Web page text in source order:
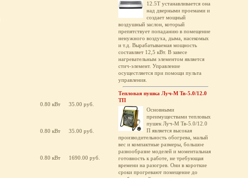
0.80 кВт 35.00 руб.
0.80 кВт 35.00 руб.
0.80 кВт 1690.00 руб.
12.5T устанавливается она
над дверными проемами и
создает мощный
воздушный заслон, который
препятствует попаданию в помещение
ненужного воздуха, дыма, насекомых
и т.д. Вырабатываемая мощность
составляет 12,5 кВт. В завесе
нагревательным элементом является
стич-элемент. Управление
осущестляется при помощи пульта
управления.
Тепловая пушка Луч-М Тв-5.0/12.0
ТП
Основными
преимуществами тепловых
пушек Луч-М Тв-5.0/12.0
П является высокая
производительность обогрева, малый
вес и компактные размеры, большое
разнообразие моделей и моментальная
готовность к работе, не требующая
времени на разогрев. Они в короткие
сроки прогревают помещение до